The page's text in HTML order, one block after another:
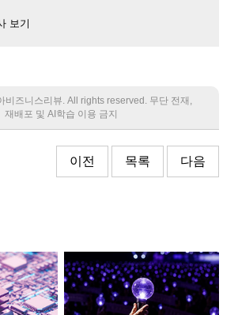
보기
즈니스리뷰. All rights reserved. 무단 전재,
재배포 및 AI학습 이용 금지
이전 목록 다음